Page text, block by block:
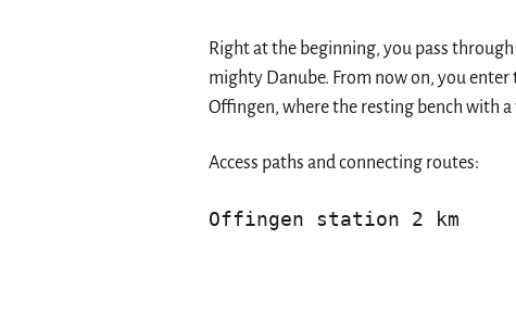
Right at the beginning, you pass
mighty Danube. From now on, you
Offingen, where the resting bench with
Access paths and connecting routes:
Offingen station 2 km